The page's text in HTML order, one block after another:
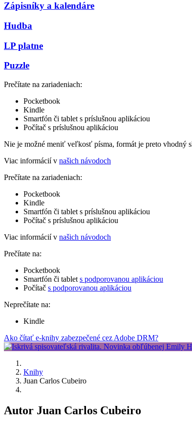
Zápisníky a kalendáre
Hudba
LP platne
Puzzle
Prečítate na zariadeniach:
Pocketbook
Kindle
Smartfón či tablet s príslušnou aplikáciou
Počítač s príslušnou aplikáciou
Nie je možné meniť veľkosť písma, formát je preto vhodný
Viac informácií v našich návodoch
Prečítate na zariadeniach:
Pocketbook
Kindle
Smartfón či tablet s príslušnou aplikáciou
Počítač s príslušnou aplikáciou
Viac informácií v našich návodoch
Prečítate na:
Pocketbook
Smartfón či tablet s podporovanou aplikáciou
Počítač s podporovanou aplikáciou
Neprečítate na:
Kindle
Ako čítať e-knihy zabezpečené cez Adobe DRM?
Knihy
Juan Carlos Cubeiro
Autor Juan Carlos Cubeiro